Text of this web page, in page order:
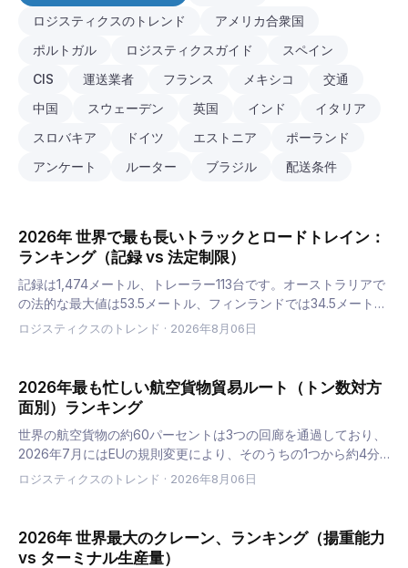
ロジスティクスのトレンド
アメリカ合衆国
ポルトガル
ロジスティクスガイド
スペイン
CIS
運送業者 フランス メキシコ
交通
中国
スウェーデン 英国 インド
イタリア
スロバキア
ドイツ エストニア
ポーランド
アンケート
ルーター ブラジル 配送条件
2026年 世界で最も長いトラックとロードトレイン：
ランキング（記録 vs 法定制限）
記録は1,474メートル、トレーラー113台です。オーストラリアで
の法的な最大値は53.5メートル、フィンランドでは34.5メート
ル、EUの標準的なトラックでは16.5メートルです。各法域が実際
ロジスティクスのトレンド · 2026年8月06日
2026年最も忙しい航空貨物貿易ルート（トン数対方
面別）ランキング
世界の航空貨物の約60パーセントは3つの回廊を通過しており、
2026年7月にはEUの規則変更により、そのうちの1つから約4分
の1の貨物量が削減されました。最も混雑している航空貨物路線
ロジスティクスのトレンド · 2026年8月06日
2026年 世界最大のクレーン、ランキング（揚重能力
vs ターミナル生産量）